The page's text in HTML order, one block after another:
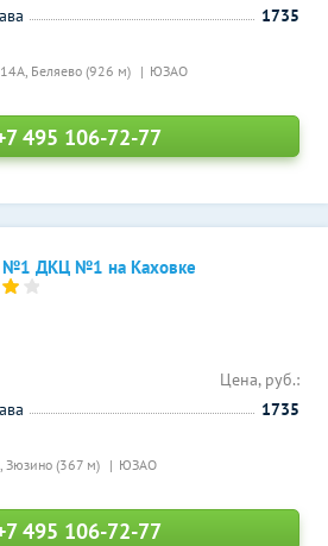
14А, Беляево (926 м) ЮЗАО
1735
495 106-72-77
№1 ДКЦ №1 на Каховке
Зюзино (367 м) ЮЗАО
Цена, руб.:
1735
495 106-72-77